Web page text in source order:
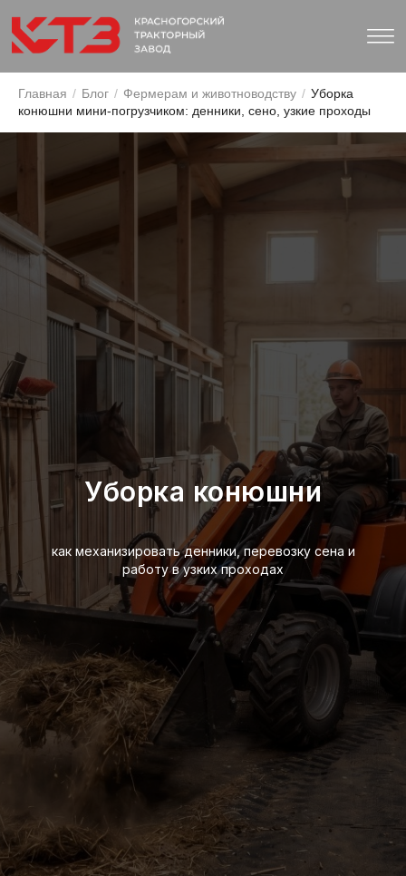
Главная / Блог / Фермерам и животноводству / Уборка
конюшни мини-погрузчиком: денники, сено, узкие проходы
Уборка конюшни
как механизировать денники, перевозку сена и
работу в узких проходах